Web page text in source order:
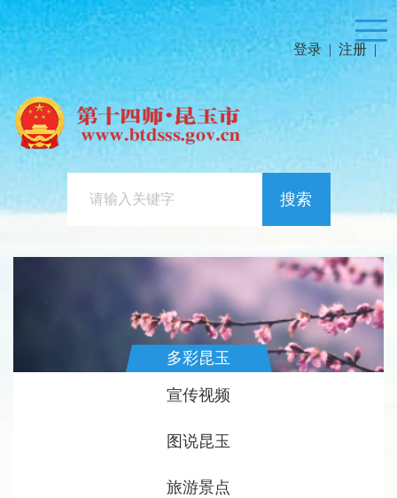
登录 | 注册 |
搜索
多彩昆玉
宣传视频
图说昆玉
旅游景点